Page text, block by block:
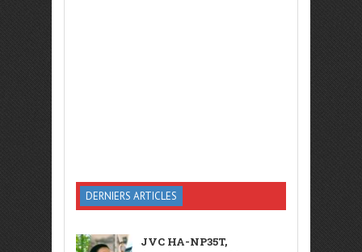
DERNIERS ARTICLES
JVC HA-NP35T,